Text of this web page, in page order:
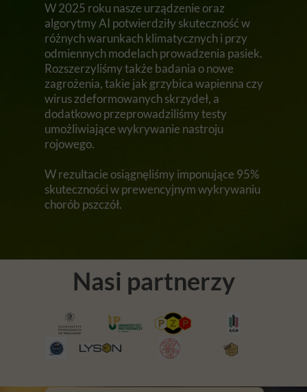
W 2025 roku nasze urządzenie oraz
algorytmy AI potwierdziły skuteczność w
różnych warunkach klimatycznych i przy
odmiennych modelach prowadzenia pasiek.
Rozszerzyliśmy także badania o nowe
zagrożenia, takie jak grzybica wapienna czy
wirus zdeformowanych skrzydeł, a
dodatkowo przeprowadziliśmy testy
umożliwiające wykrywanie nastroju
rojowego.
W rezultacie osiągnęliśmy imponujące 95%
skuteczności w prewencyjnym wykrywaniu
chorób pszczół.
Nasi partnerzy